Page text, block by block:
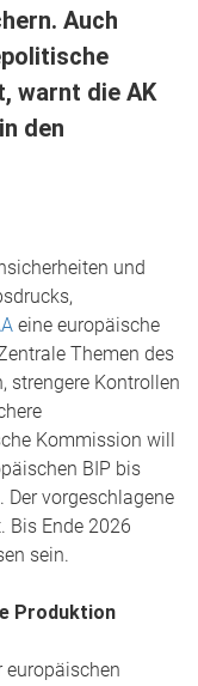
Auch
warnt die AK
den
und
eine europäische
Themen des
strengere Kontrollen
Kommission will
BIP bis
Der vorgeschlagene
Bis Ende 2026
sein.
Produktion
europäischen